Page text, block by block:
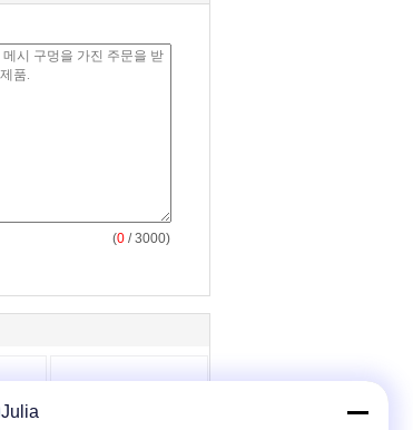
(0 / 3000)
Julia